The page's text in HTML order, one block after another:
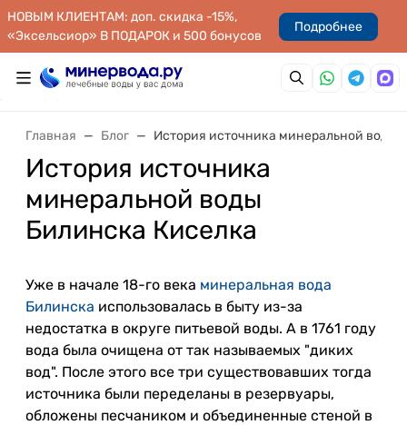
НОВЫМ КЛИЕНТАМ: доп. скидка -15%,
«Эксельсиор» В ПОДАРОК и 500 бонусов
Подробнее
Главная Блог История источника минеральной воды
История источника
минеральной воды
Билинска Киселка
Уже в начале 18-го века минеральная вода
Билинска использовалась в быту из-за
недостатка в округе питьевой воды. А в 1761 году
вода была очищена от так называемых "диких
вод". После этого все три существовавших тогда
источника были переделаны в резервуары,
обложены песчаником и объединенные стеной в